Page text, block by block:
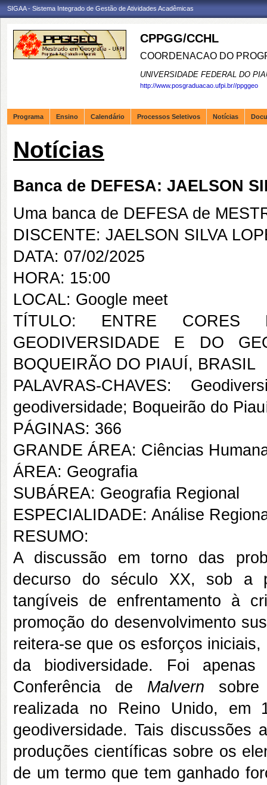
SIGAA - Sistema Integrado de Gestão de Atividades Acadêmicas
CPPGG/CCHL
COORDENACAO DO
UNIVERSIDADE FEDERAL DO
http://www.posgraduacao.ufpi.br//ppggeo
Programa Ensino Calendário Processos Seletivos Notícias
Notícias
Banca de DEFESA: JAELSON
Uma banca de DEFESA de
DISCENTE: JAELSON SILVA
DATA: 07/02/2025
HORA: 15:00
LOCAL: Google meet
TÍTULO: ENTRE CORES
GEODIVERSIDADE E DO
BOQUEIRÃO DO PIAUÍ, BRASIL
PALAVRAS-CHAVES:
geodiversidade; Boqueirão do
PÁGINAS: 366
GRANDE ÁREA: Ciências
ÁREA: Geografia
SUBÁREA: Geografia Regional
ESPECIALIDADE: Análise
RESUMO:
A discussão em torno das
decurso do século XX, sob a
tangíveis de enfrentamento à
promoção do desenvolvimento
reitera-se que os esforços
da biodiversidade. Foi
Conferência de Malvern sobre
realizada no Reino Unido, em
geodiversidade. Tais discussões
produções científicas sobre os
de um termo que tem ganhado